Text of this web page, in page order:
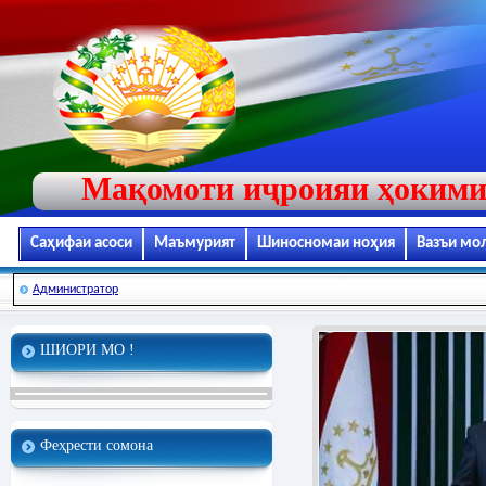
Мақомоти иҷроияи
Саҳифаи асоси Маъмурият Шиносномаи ноҳия Вазъи
Администратор
ШИОРИ МО !
Феҳрести сомона